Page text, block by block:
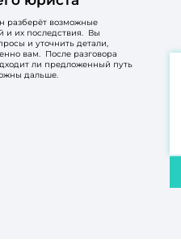
разберёт возможные
и их последствия. Вы
и уточнить детали,
вам. После разговора
ли предложенный путь
дальше.